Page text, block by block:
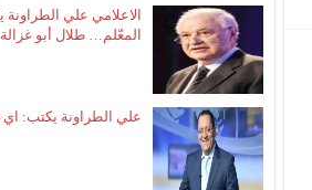
الاعلامي علي
المعّلم… طلال أبو غزالة
علي الطراونة يكتب: